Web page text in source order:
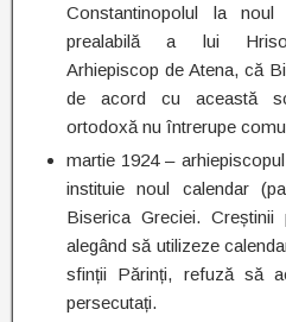
Constantinopolul la
prealabilă a lui
Arhiepiscop de Atena, că
de acord cu această
ortodoxă nu întrerupe
martie 1924 –
instituie noul calendar
Biserica Greciei.
alegând să utilizeze
sfinții Părinți, refuză să
persecutați.